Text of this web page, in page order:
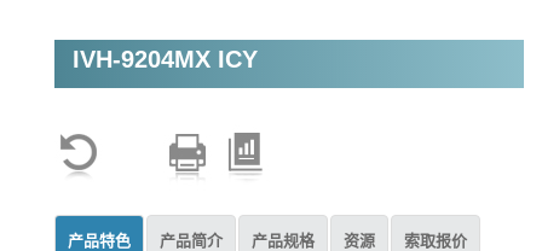
视频分析监控
IVH-9204MX ICY
产品特色 产品简介 产品规格 资源 索取报价